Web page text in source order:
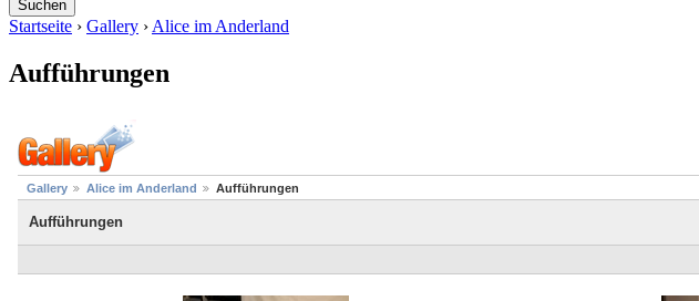
Startseite › Gallery › Alice im Anderland
Aufführungen
Gallery Alice im Anderland Aufführungen
Aufführungen